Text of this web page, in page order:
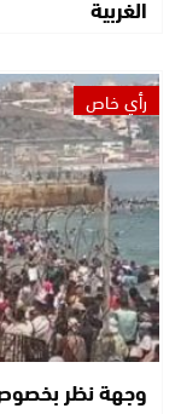
الغربية
رأي خاص
وجهة نظر